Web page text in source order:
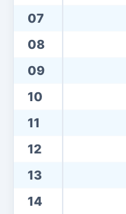
07
08
09
10
11
12
13
14